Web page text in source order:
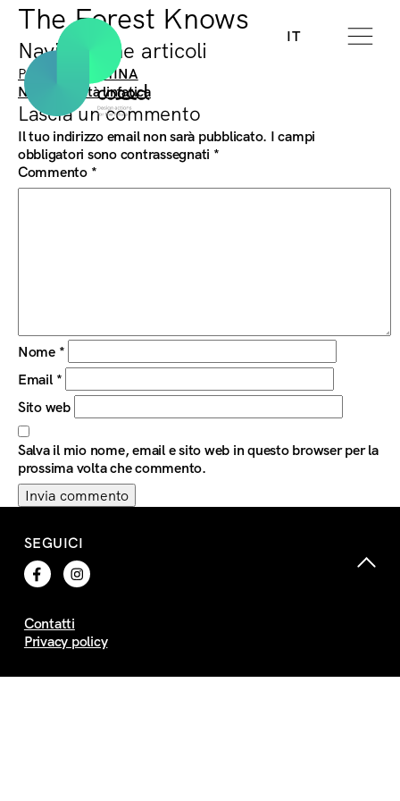
IT
The Forest Knows
Navigazione articoli
Previous:
MATTINA
Next:
La città linfatica
Lascia un commento
Il tuo indirizzo email non sarà pubblicato. I campi
obbligatori sono contrassegnati *
Commento *
Nome *
Email *
Sito web
Salva il mio nome, email e sito web in questo browser per la
prossima volta che commento.
SEGUICI
Contatti
Privacy policy